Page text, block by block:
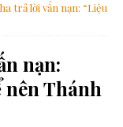
trả lời vấn nạn: “Liệu
nạn:
nên Thánh